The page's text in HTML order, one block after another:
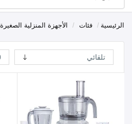
الرئيسية / فئات / الأجهزة المنزلية الصغيرة